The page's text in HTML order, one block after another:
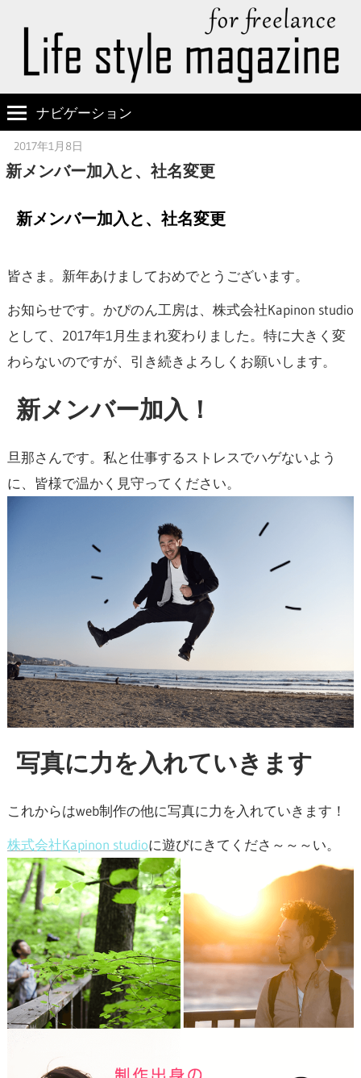
ナビゲーション
2017年1月8日
新メンバー加入と、社名変更
新メンバー加入と、社名変更
皆さま。新年あけましておめでとうございます。
お知らせです。かぴのん工房は、株式会社Kapinon studio
として、2017年1月生まれ変わりました。特に大きく変
わらないのですが、引き続きよろしくお願いします。
新メンバー加入！
旦那さんです。私と仕事するストレスでハゲないよう
に、皆様で温かく見守ってください。
写真に力を入れていきます
これからはweb制作の他に写真に力を入れていきます！
株式会社Kapinon studioに遊びにきてくださ～～～い。